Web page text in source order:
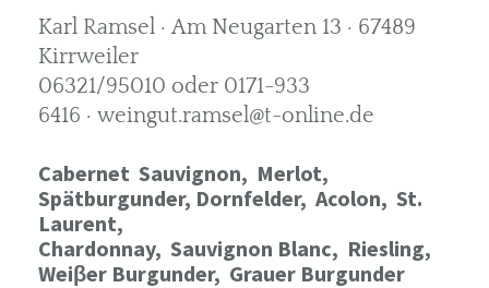
Karl Ramsel · Am Neugarten 13 · 67489
Kirrweiler
06321/95010 oder 0171-933
6416 · weingut.ramsel@t-online.de
Cabernet Sauvignon, Merlot,
Spätburgunder, Dornfelder, Acolon, St.
Laurent,
Chardonnay, Sauvignon Blanc, Riesling,
Weiβer Burgunder, Grauer Burgunder